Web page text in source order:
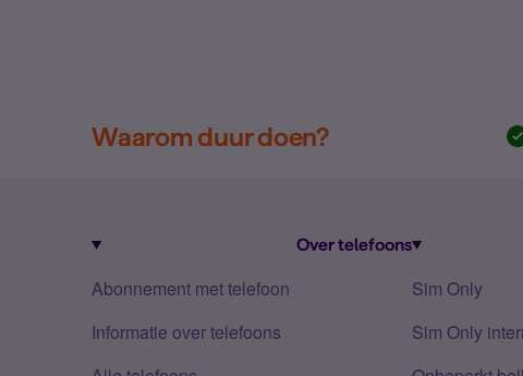
Waarom duur doen?
Over telefoons
Abonnement met telefoon
Informatie over telefoons
Sim Only
Sim Only